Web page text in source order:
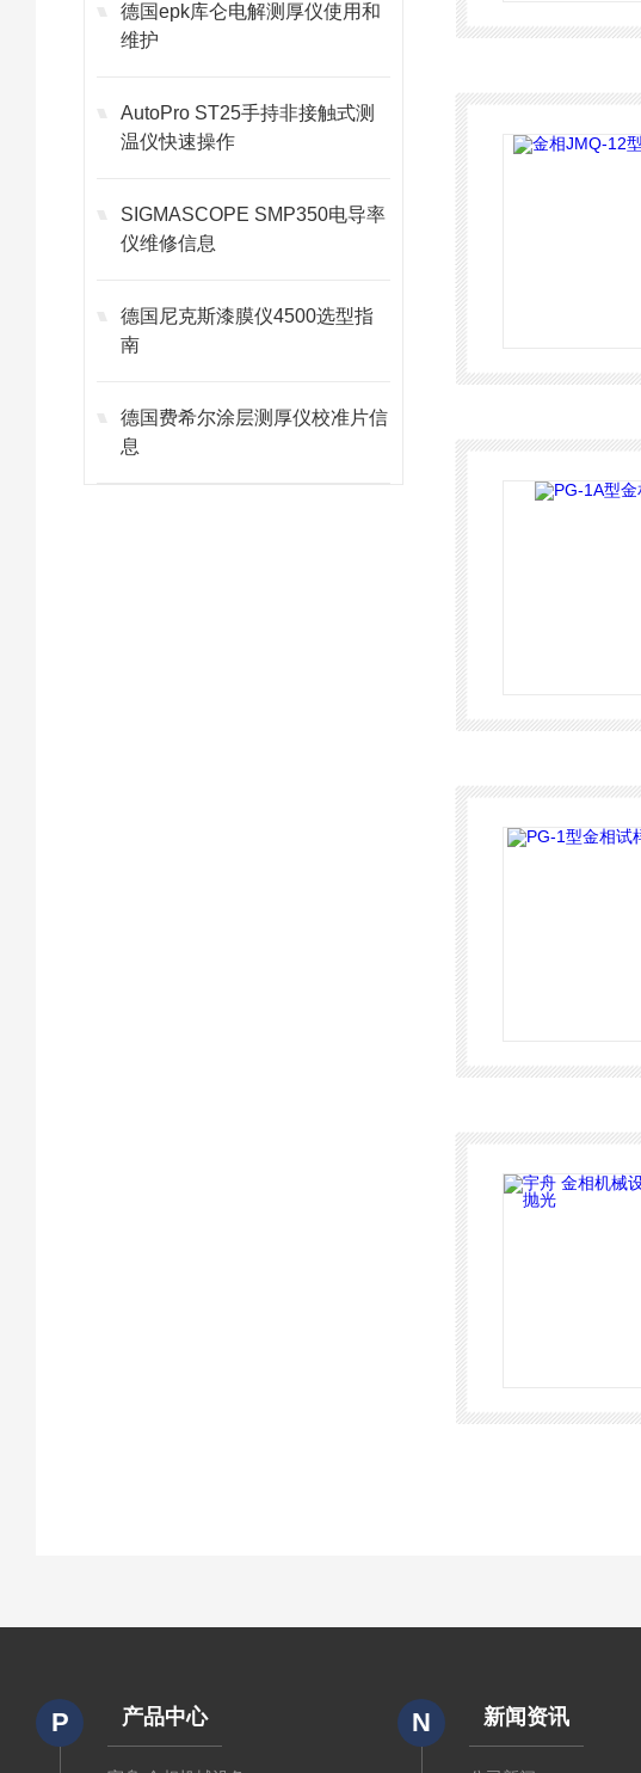
德国epk库仑电解测厚仪使用和
维护
AutoPro ST25手持非接触式测
温仪快速操作
SIGMASCOPE SMP350电导率
仪维修信息
德国尼克斯漆膜仪4500选型指
南
德国费希尔涂层测厚仪校准片信
息
P 产品中心 N 新闻资讯